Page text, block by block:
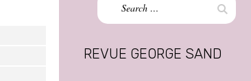
for:
REVUE GEORGE SAND